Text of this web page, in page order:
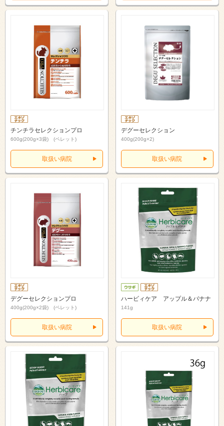
チンチラセレクションプロ
600g(200g×3袋) (ペレット)
取扱い病院
デグーセレクション
400g(200g×2)
取扱い病院
デグーセレクションプロ
400g(200g×2袋) (ペレット)
取扱い病院
ハービィケア アップル＆バナナ
141g
取扱い病院